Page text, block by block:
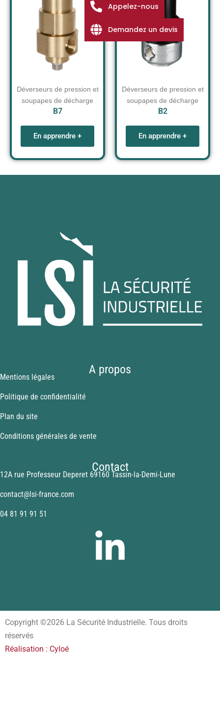
Déverseurs de pression et
soupapes de décharge
B7
En apprendre +
Déverseurs de pression et
soupapes de décharge
B2
En apprendre +
A propos
Mentions légales
Politique de confidentialité
Plan du site
Conditions générales de vente
Contact
12A rue Professeur Deperet 69160 Tassin-la-Demi-Lune
contact@lsi-france.com
04 81 91 91 51
Copyright ©2026 La Sécurité Industrielle. Tous droits
réservés
Réalisation : Cyloé
Appelez-nous
Demandez un devis